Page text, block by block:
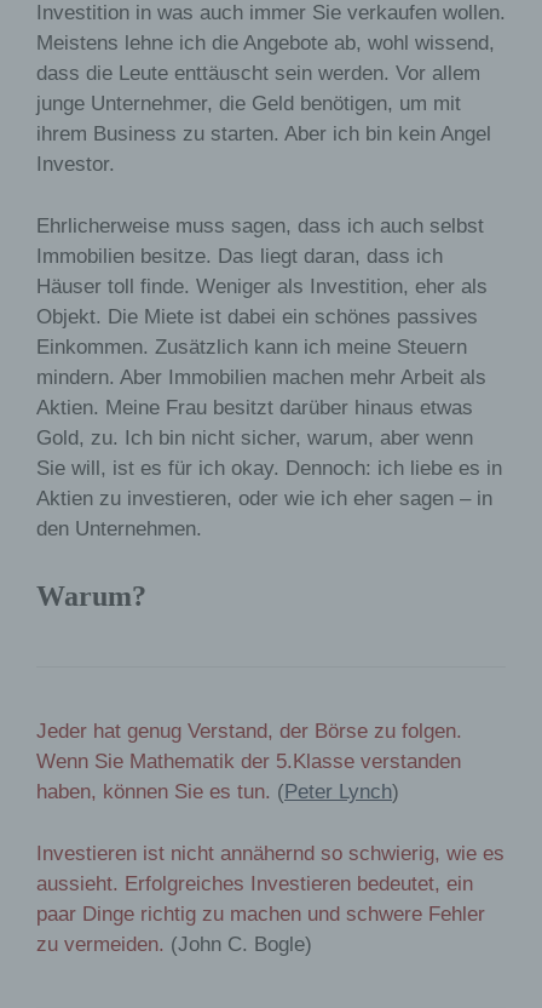
Investition in was auch immer Sie verkaufen wollen.
Meistens lehne ich die Angebote ab, wohl wissend,
dass die Leute enttäuscht sein werden. Vor allem
junge Unternehmer, die Geld benötigen, um mit
ihrem Business zu starten. Aber ich bin kein Angel
Investor.
Ehrlicherweise muss sagen, dass ich auch selbst
Immobilien besitze. Das liegt daran, dass ich
Häuser toll finde. Weniger als Investition, eher als
Objekt. Die Miete ist dabei ein schönes passives
Einkommen. Zusätzlich kann ich meine Steuern
mindern. Aber Immobilien machen mehr Arbeit als
Aktien. Meine Frau besitzt darüber hinaus etwas
Gold, zu. Ich bin nicht sicher, warum, aber wenn
Sie will, ist es für ich okay. Dennoch: ich liebe es in
Aktien zu investieren, oder wie ich eher sagen – in
den Unternehmen.
Warum?
Jeder hat genug Verstand, der Börse zu folgen.
Wenn Sie Mathematik der 5.Klasse verstanden
haben, können Sie es tun. ( Peter Lynch)
Investieren ist nicht annähernd so schwierig, wie es
aussieht. Erfolgreiches Investieren bedeutet, ein
paar Dinge richtig zu machen und schwere Fehler
zu vermeiden. (John C. Bogle)